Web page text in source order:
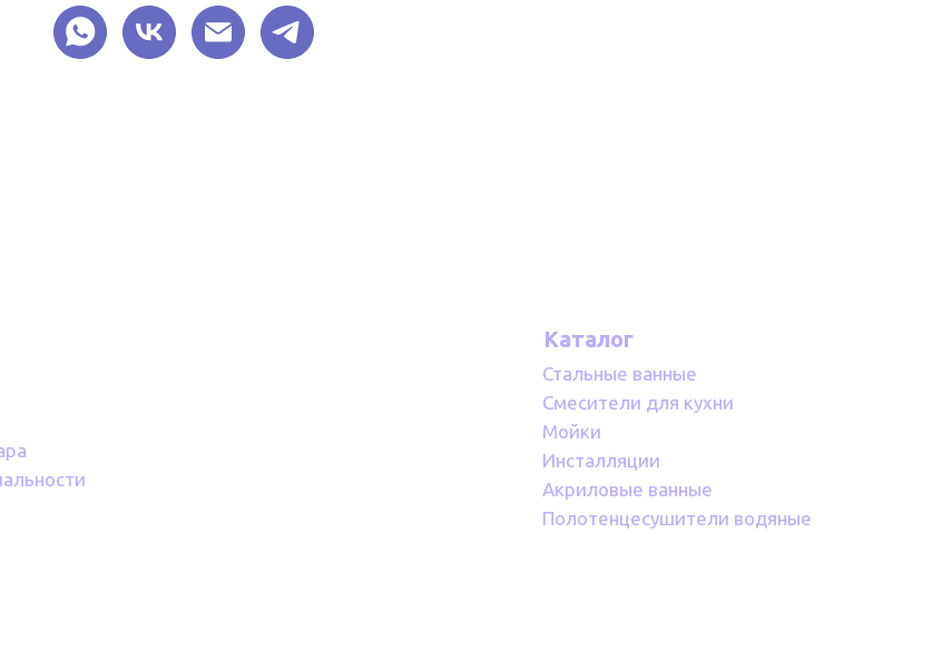
Каталог
Стальные ванные
Смесители для кухни
Мойки
Инсталляции
Акриловые ванные
Полотенцесушители водяные